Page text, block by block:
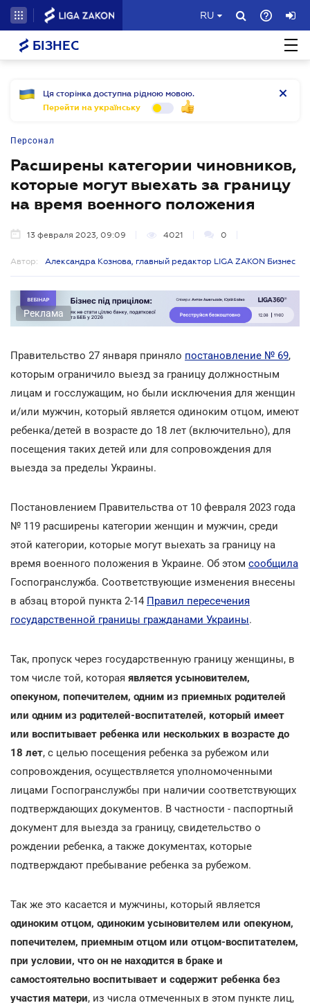
RU
БІЗНЕС
Ця сторінка доступна рідною мовою.
Перейти на українську
Персонал
Расширены категории чиновников,
которые могут выехать за границу
на время военного положения
13 февраля 2023, 09:09 4021 0
Автор: Александра Кознова, главный редактор LIGA ZAKON Бизнес
Реклама
Правительство 27 января приняло постановление № 69,
которым ограничило выезд за границу должностным
лицам и госслужащим, но были исключения для женщин
и/или мужчин, который является одиноким отцом, имеют
ребенка/детей в возрасте до 18 лет (включительно), для
посещения таких детей или для сопровождения для
выезда за пределы Украины.
Постановлением Правительства от 10 февраля 2023 года
№ 119 расширены категории женщин и мужчин, среди
этой категории, которые могут выехать за границу на
время военного положения в Украине. Об этом сообщила
Госпогранслужба. Соответствующие изменения внесены
в абзац второй пункта 2-14 Правил пересечения
государственной границы гражданами Украины.
Так, пропуск через государственную границу женщины, в
том числе той, которая является усыновителем,
опекуном, попечителем, одним из приемных родителей
или одним из родителей-воспитателей, который имеет
или воспитывает ребенка или нескольких в возрасте до
18 лет, с целью посещения ребенка за рубежом или
сопровождения, осуществляется уполномоченными
лицами Госпогранслужбы при наличии соответствующих
подтверждающих документов. В частности - паспортный
документ для выезда за границу, свидетельство о
рождении ребенка, а также документах, которые
подтверждают пребывание ребенка за рубежом.
Так же это касается и мужчины, который является
одиноким отцом, одиноким усыновителем или опекуном,
попечителем, приемным отцом или отцом-воспитателем,
при условии, что он не находится в браке и
самостоятельно воспитывает и содержит ребенка без
участия матери, из числа отмеченных в этом пункте лиц,